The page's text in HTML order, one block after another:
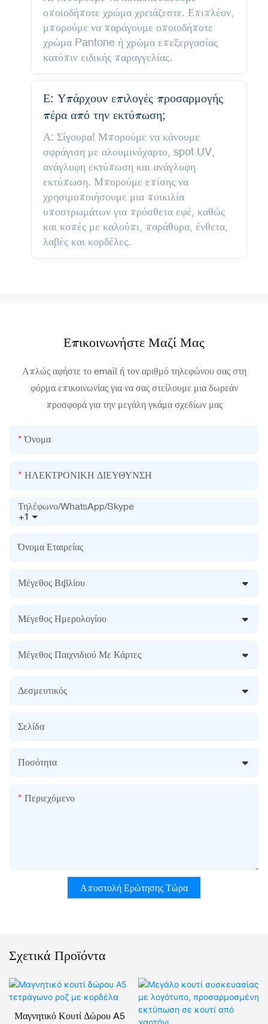
οποιοδήποτε χρώμα χρειάζεστε. Επιπλέον,
μπορούμε να παράγουμε οποιοδήποτε
χρώμα Pantone ή χρώμα επεξεργασίας
κατόπιν ειδικής παραγγελίας.
Ε: Υπάρχουν επιλογές προσαρμογής
πέρα ​​από την εκτύπωση;
Α: Σίγουρα! Μπορούμε να κάνουμε
σφράγιση με αλουμινόχαρτο, spot UV,
ανάγλυφη εκτύπωση και ανάγλυφη
εκτύπωση. Μπορούμε επίσης να
χρησιμοποιήσουμε μια ποικιλία
υποστρωμάτων για πρόσθετα εφέ, καθώς
και κοπές με καλούπι, παράθυρα, ένθετα,
λαβές και κορδέλες.
Επικοινωνήστε Μαζί Μας
Απλώς αφήστε το email ή τον αριθμό τηλεφώνου σας στη
φόρμα επικοινωνίας για να σας στείλουμε μια δωρεάν
προσφορά για την μεγάλη γκάμα σχεδίων μας
Όνομα
ΗΛΕΚΤΡΟΝΙΚΗ ΔΙΕΥΘΥΝΣΗ
+1
Τηλέφωνο/WhatsApp/Skype
Όνομα Εταιρείας
Μέγεθος Βιβλίου
Μέγεθος Ημερολογίου
Μέγεθος Παιχνιδιού Με Κάρτες
Δεσμευτικός
Σελίδα
Ποσότητα
Περιεχόμενο
Αποστολή Ερώτησης Τώρα
Σχετικά Προϊόντα
Μαγνητικό Κουτί Δώρου A5